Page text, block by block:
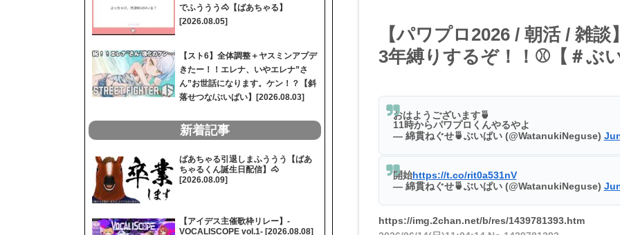
【パワプロ2026 / 朝活 / 雑
3年縛りするぞ！！⚾【＃ぶ
おはようございます🍵
11時からパワプロくんやるやよ
— 綿貫ねぐせ🍵ぶいぱい (@WatanukiNeguse)
開始https://t.co/rit0a531nV
— 綿貫ねぐせ🍵ぶいぱい (@WatanukiNeguse)
https://img.2chan.net/b/res/1439781393.htm
でふううう🐴【ばあちゃる】
[2026.08.05]
【スト6】全体調整＋ヤスミンアプデ
きたー！！エレナ、いやエレナ”さ
ん”お世話になります。ケン！？【斜
落せつな/ぶいぱい】[2026.08.03]
新着記事
ばあちゃる引退しまふううう【ばあ
ちゃるくん誕生日配信】🐴
[2026.08.09]
【アイデス主催歌枠リレー】-
VOCALISCOPE vol.1- [2026.08.08]